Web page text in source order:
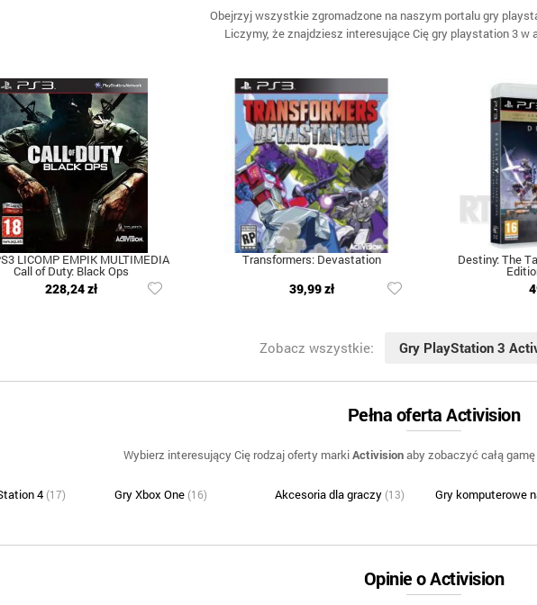
Obejrzyj wszystkie zgromadzone na naszym portalu gry
Liczymy, że znajdziesz interesujące Cię gry playstation 3 w
LICOMP EMPIK MULTIMEDIA
Call of Duty: Black Ops
228,24 zł
Transformers: Devastation
39,99 zł
Destiny: The
Zobacz wszystkie: Gry PlayStation 3
Pełna oferta Activision
Wybierz interesujący Cię rodzaj oferty markiActivisionaby zobaczyć całą
4 (17) Gry Xbox One (16) Akcesoria dla graczy (13) Gry komputerowe
Opinie o Activision